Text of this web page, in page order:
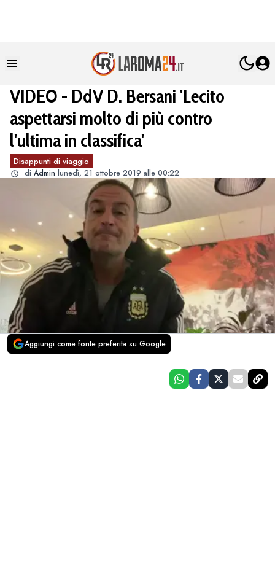
VIDEO - DdV D. Bersani 'Lecito
aspettarsi molto di più contro
l'ultima in classifica'
Disappunti di viaggio
di Admin lunedì, 21 ottobre 2019 alle 00:22
Aggiungi come fonte preferita su Google